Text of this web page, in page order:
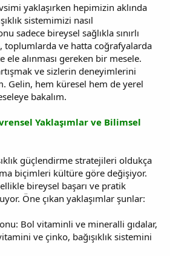
yaklaşırken hepimizin aklında
sistemimizi nasıl
sadece bireysel sağlıkla sınırlı
toplumlarda ve hatta coğrafyalarda
ele alınması gereken bir mesele.
ve sizlerin deneyimlerini
Gelin, hem küresel hem de yerel
bakalım.
Yaklaşımlar ve Bilimsel
güçlendirme stratejileri oldukça
biçimleri kültüre göre değişiyor.
bireysel başarı ve pratik
Öne çıkan yaklaşımlar şunlar:
Bol vitaminli ve mineralli gıdalar,
ve çinko, bağışıklık sistemini